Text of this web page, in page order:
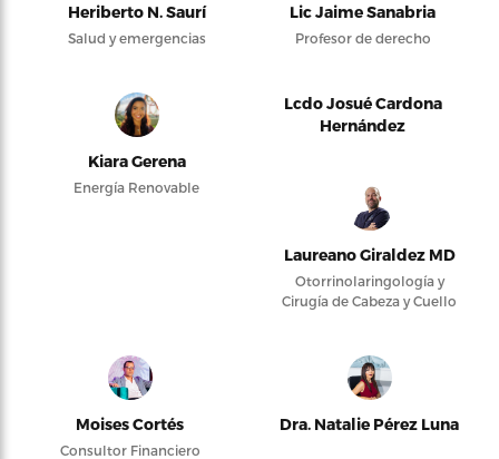
Heriberto N. Saurí
Salud y emergencias
Lic Jaime Sanabria
Profesor de derecho
Kiara Gerena
Energía Renovable
Lcdo Josué Cardona
Hernández
Laureano Giraldez MD
Otorrinolaringología y
Cirugía de Cabeza y Cuello
Moises Cortés
Consultor Financiero
Dra. Natalie Pérez Luna